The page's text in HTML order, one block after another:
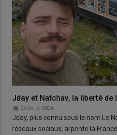
Jday et Natchav, la liberté de
05 février 2026
Jday, plus connu sous le nom Le
réseaux sociaux, arpente la